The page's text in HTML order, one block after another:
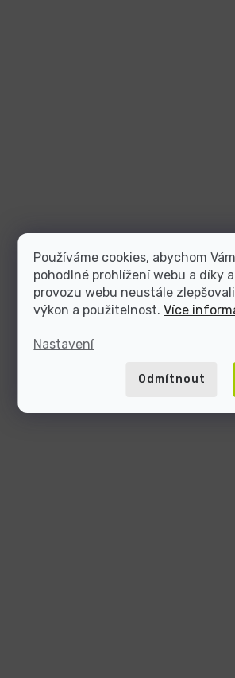
Používáme cookies, abychom
pohodlné prohlížení webu a díky
provozu webu neustále
výkon a použitelnost.Více
Nastavení
Odmítnout